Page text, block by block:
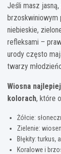
Jeśli masz
brzoskwiniowym
niebieskie,
refleksami –
urody często
twarzy
Wiosna
kolorach, które
Żółcie:
Zielenie:
Błękity: turkus,
Koralowe i